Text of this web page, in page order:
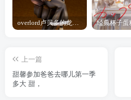
overlord卢贝多的龙王谁厉害 「Overlord」露普斯蕾琪娜·贝塔手办开订
上一篇
甜馨参加爸爸去哪儿第一季
多大 甜，